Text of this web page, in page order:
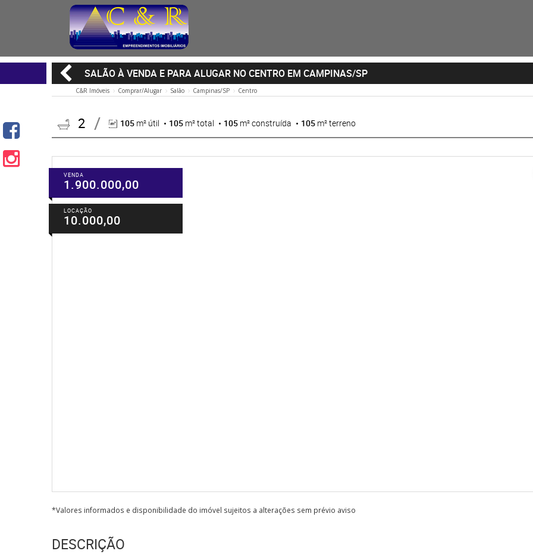
SALÃO À VENDA E PARA ALUGAR NO CENTRO EM CAMPINAS/SP
C&R Imóveis Comprar/Alugar Salão Campinas/SP Centro
2 105 m² útil 105 m² total 105 m² construída 105 m² terreno
VENDA
1.900.000,00
LOCAÇÃO
10.000,00
*Valores informados e disponibilidade do imóvel sujeitos a alterações sem prévio aviso
DESCRIÇÃO